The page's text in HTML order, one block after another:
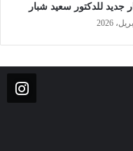
جديد للدكتور سعيد شبار